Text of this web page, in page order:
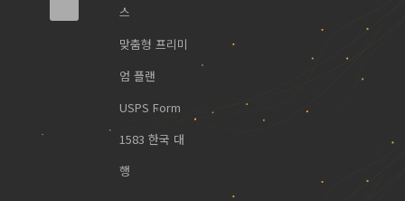
스
맞춤형 프리미
엄 플랜
USPS Form
1583 한국 대
행